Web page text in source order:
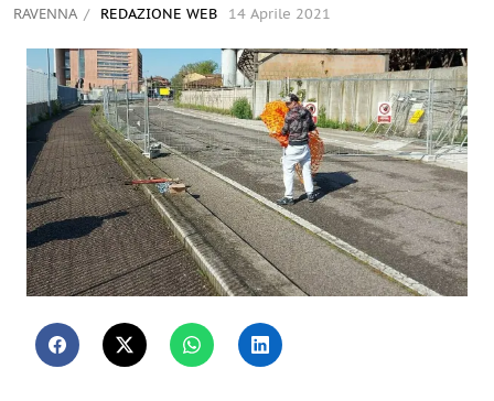
RAVENNA REDAZIONE WEB 14 Aprile 2021